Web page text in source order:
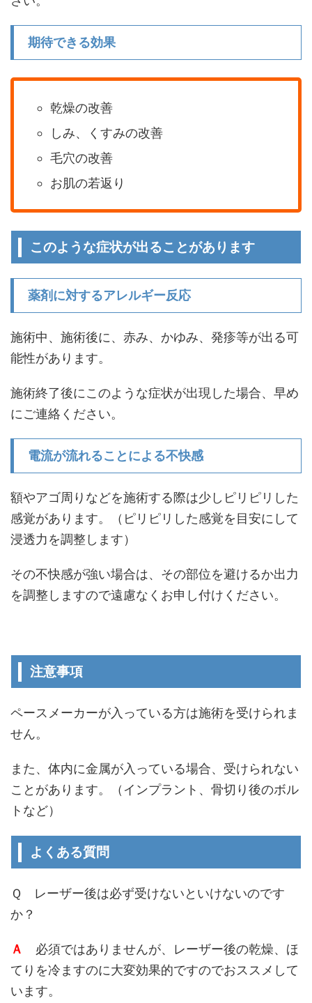
期待できる効果
乾燥の改善
しみ、くすみの改善
毛穴の改善
お肌の若返り
このような症状が出ることがあります
薬剤に対するアレルギー反応
施術中、施術後に、赤み、かゆみ、発疹等が出る可
能性があります。
施術終了後にこのような症状が出現した場合、早め
にご連絡ください。
電流が流れることによる不快感
額やアゴ周りなどを施術する際は少しピリピリした
感覚があります。（ピリピリした感覚を目安にして
浸透力を調整します）
その不快感が強い場合は、その部位を避けるか出力
を調整しますので遠慮なくお申し付けください。
注意事項
ペースメーカーが入っている方は施術を受けられま
せん。
また、体内に金属が入っている場合、受けられない
ことがあります。（インプラント、骨切り後のボル
トなど）
よくある質問
Ｑ レーザー後は必ず受けないといけないのです
か？
Ａ
必須ではありませんが、レーザー後の乾燥、ほ
てりを冷ますのに大変効果的ですのでおススメして
います。